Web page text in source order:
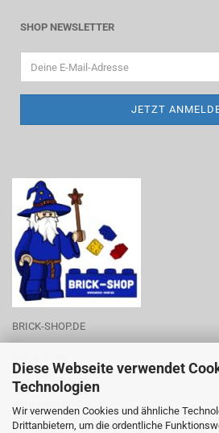
Diese Webseite verwendet
Technologien
Wir verwenden Cookies und ähnliche
Drittanbietern, um die ordentliche
SHOP NEWSLETTER
BRICK-SHOP.DE
Zum Rittergut 28
06188 Landsberg
Tel.-Nr.: 0176-53788219